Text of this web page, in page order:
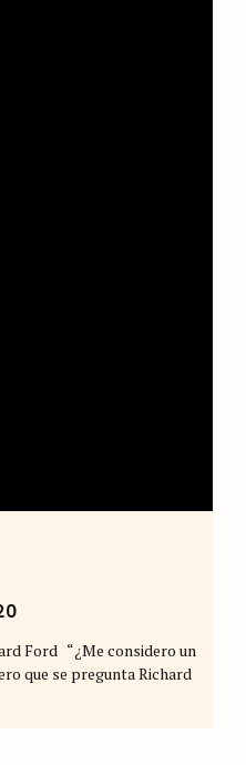
Ford “¿Me considero un
que se pregunta Richard